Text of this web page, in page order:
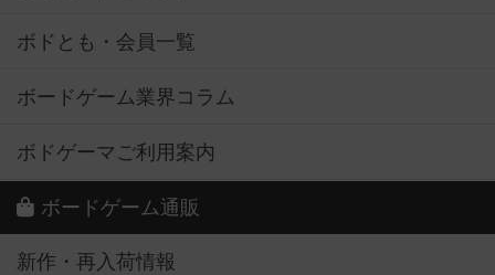
ボドとも・会員一覧
ボードゲーム業界コラム
ボドゲーマご利用案内
ボードゲーム通販
新作・再入荷情報